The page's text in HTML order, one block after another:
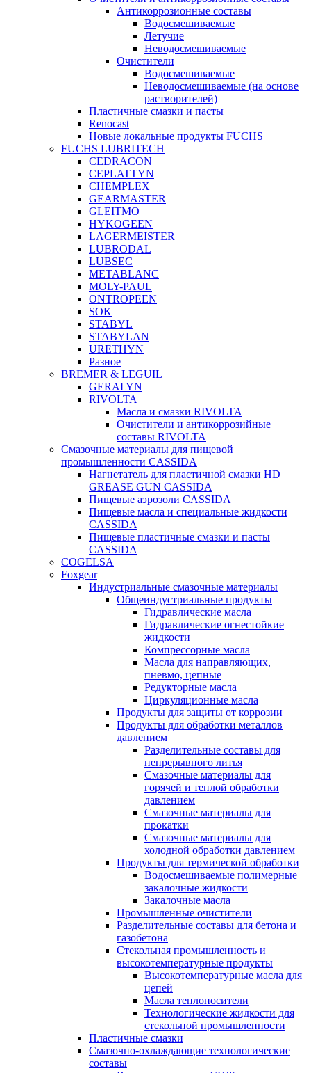
Антикоррозионные составы
Водосмешиваемые
Летучие
Неводосмешиваемые
Очистители
Водосмешиваемые
Неводосмешиваемые (на основе
растворителей)
Пластичные смазки и пасты
Renocast
Новые локальные продукты FUCHS
FUCHS LUBRITECH
CEDRACON
CEPLATTYN
CHEMPLEX
GEARMASTER
GLEITMO
HYKOGEEN
LAGERMEISTER
LUBRODAL
LUBSEC
METABLANC
MOLY-PAUL
ONTROPEEN
SOK
STABYL
STABYLAN
URETHYN
Разное
BREMER & LEGUIL
GERALYN
RIVOLTA
Масла и смазки RIVOLTA
Очистители и антикоррозийные
составы RIVOLTA
Смазочные материалы для пищевой
промышленности CASSIDA
Нагнетатель для пластичной смазки HD
GREASE GUN CASSIDA
Пищевые аэрозоли CASSIDA
Пищевые масла и специальные жидкости
CASSIDA
Пищевые пластичные смазки и пасты
CASSIDA
COGELSA
Foxgear
Индустриальные смазочные материалы
Общеиндустриальные продукты
Гидравлические масла
Гидравлические огнестойкие
жидкости
Компрессорные масла
Масла для направляющих,
пневмо, цепные
Редукторные масла
Циркуляционные масла
Продукты для защиты от коррозии
Продукты для обработки металлов
давлением
Разделительные составы для
непрерывного литья
Смазочные материалы для
горячей и теплой обработки
давлением
Смазочные материалы для
прокатки
Смазочные материалы для
холодной обработки давлением
Продукты для термической обработки
Водосмешиваемые полимерные
закалочные жидкости
Закалочные масла
Промышленные очистители
Разделительные составы для бетона и
газобетона
Стекольная промышленность и
высокотемпературные продукты
Высокотемпературные масла для
цепей
Масла теплоносители
Технологические жидкости для
стекольной промышленности
Пластичные смазки
Смазочно-охлаждающие технологические
составы